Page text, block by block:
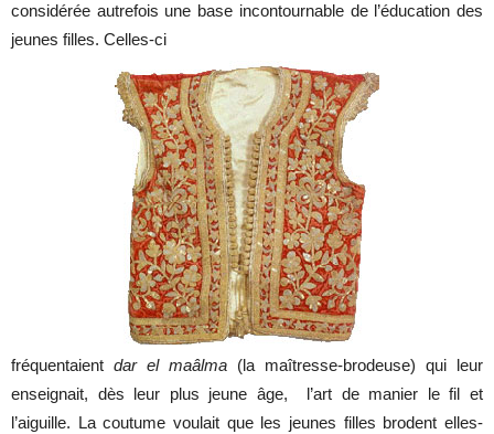
considérée autrefois une base incontournable de l’éducation des
jeunes filles. Celles-ci
fréquentaient dar el maâlma (la maîtresse-brodeuse) qui leur
enseignait, dès leur plus jeune âge, l’art de manier le fil et
l’aiguille. La coutume voulait que les jeunes filles brodent elles-